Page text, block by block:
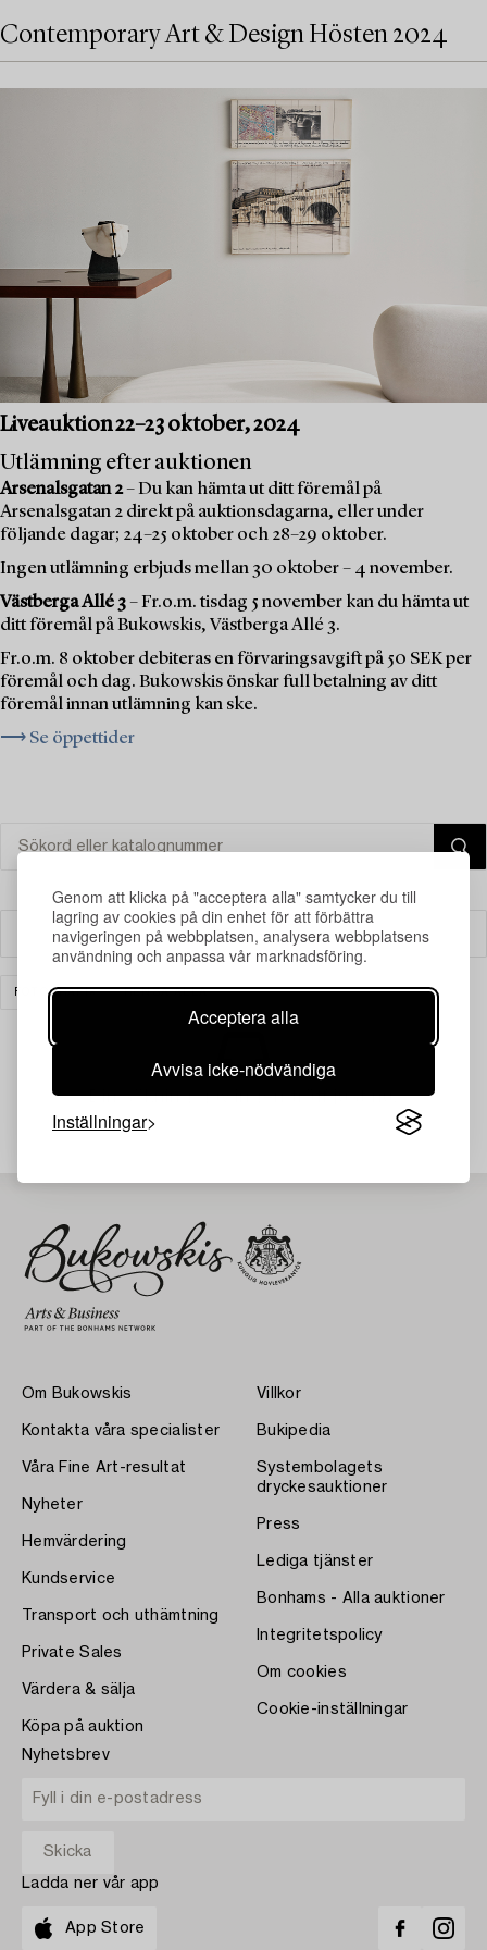
Genom att klicka på "acceptera alla" samtycker du till
lagring av cookies på din enhet för att förbättra
navigeringen på webbplatsen, analysera webbplatsens
användning och anpassa vår marknadsföring.
Acceptera alla
Avvisa icke-nödvändiga
Inställningar
Contemporary Art & Design Hösten 2024
Liveauktion 22–23 oktober, 2024
Utlämning efter auktionen
Arsenalsgatan 2– Du kan hämta ut ditt föremål på
Arsenalsgatan 2 direkt på auktionsdagarna, eller under
följande dagar; 24–25 oktober och 28–29 oktober.
Ingen utlämning erbjuds mellan 30 oktober – 4 november.
Västberga Allé 3– Fr.o.m. tisdag 5 november kan du hämta ut
ditt föremål på Bukowskis, Västberga Allé 3.
Fr.o.m. 8 oktober debiteras en förvaringsavgift på 50 SEK per
föremål och dag. Bukowskis önskar full betalning av ditt
föremål innan utlämning kan ske.
⟶ Se öppettider
Filter
FOTOGRAFI RENSA ALLA
Din sökning gav ingen träff just nu.
Om Bukowskis
Kontakta våra specialister
Våra Fine Art-resultat
Nyheter
Hemvärdering
Kundservice
Transport och uthämtning
Private Sales
Värdera & sälja
Köpa på auktion
Villkor
Bukipedia
Systembolagets
dryckesauktioner
Press
Lediga tjänster
Bonhams - Alla auktioner
Integritetspolicy
Om cookies
Cookie-inställningar
Nyhetsbrev
Ladda ner vår app
App Store